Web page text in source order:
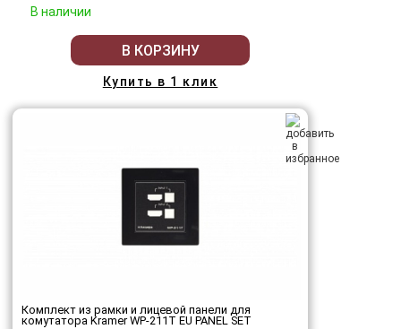
В наличии
В КОРЗИНУ
Купить в 1 клик
Комплект из рамки и лицевой панели для
комутатора Kramer WP-211T EU PANEL SET